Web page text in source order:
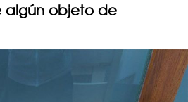
algún objeto de